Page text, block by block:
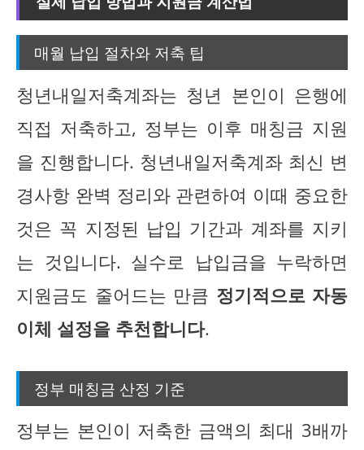
매월 납입 절차와 저축 팁
청년내일저축계좌는 청년 본인이 은행에
직접 저축하고, 정부는 이후 매칭금 지원
을 진행합니다. 청년내일저축계좌 최신 변
경사항 완벽 정리와 관련하여 이때 중요한
것은 꼭 지정된 납입 기간과 계좌를 지키
는 것입니다. 실수로 납입금을 누락하면
지원금도 줄어드는 만큼 정기적으로 자동
이체 설정을 추천합니다.
정부 매칭금 산정 기준
정부는 본인이 저축한 금액의 최대 3배까